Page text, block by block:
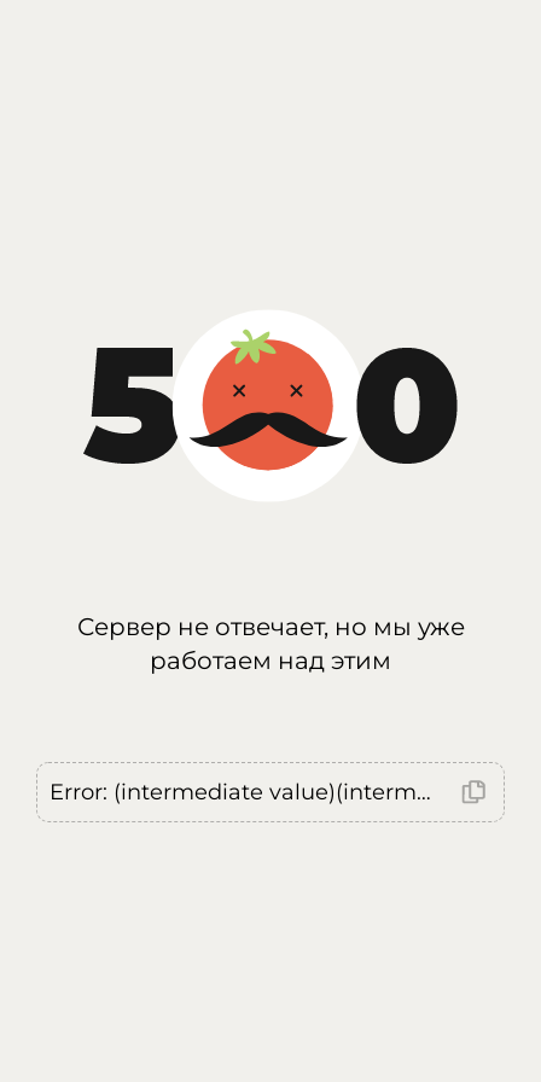
Сервер не отвечает, но мы уже
работаем над этим
Error: (intermediate value)(intermediate value)(intermediate value).replaceAll is not a function